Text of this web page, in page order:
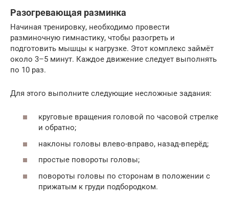
Разогревающая разминка
Начиная тренировку, необходимо провести
разминочную гимнастику, чтобы разогреть и
подготовить мышцы к нагрузке. Этот комплекс займёт
около 3–5 минут. Каждое движение следует выполнять
по 10 раз.
Для этого выполните следующие несложные задания:
круговые вращения головой по часовой стрелке
и обратно;
наклоны головы влево-вправо, назад-вперёд;
простые повороты головы;
повороты головы по сторонам в положении с
прижатым к груди подбородком.